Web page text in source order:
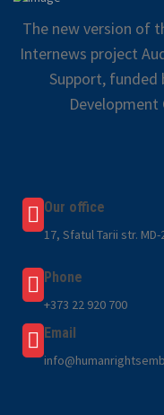
The new version of
Internews project
Support, funded
Development
Our office
17, Sfatul Tarii str.
Phone
+373 22 920 700
Email